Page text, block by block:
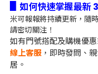
如何快速掌握最新
米可報報將持續更新，隨
請密切關注！
如有門號搭配及購機優
線上客服 ，即時發問、
居。